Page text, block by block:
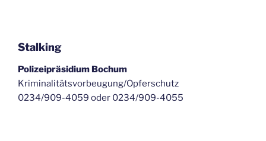
Stalking
Polizeipräsidium Bochum
Kriminalitätsvorbeugung/Opferschutz
0234/909-4059 oder 0234/909-4055